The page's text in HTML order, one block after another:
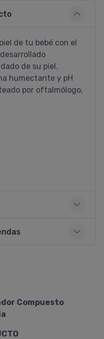
de tu bebé con el
de su piel.
humectante y pH
por oftalmólogo,
Compuesto